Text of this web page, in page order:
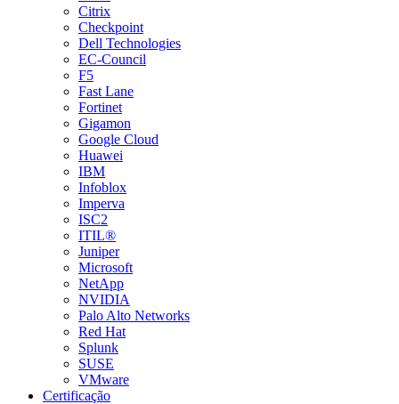
Citrix
Checkpoint
Dell Technologies
EC-Council
F5
Fast Lane
Fortinet
Gigamon
Google Cloud
Huawei
IBM
Infoblox
Imperva
ISC2
ITIL®
Juniper
Microsoft
NetApp
NVIDIA
Palo Alto Networks
Red Hat
Splunk
SUSE
VMware
Certificação